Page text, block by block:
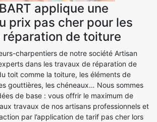
applique une
prix pas cher pour les
de toiture
charpentiers de notre société Artisan
dans les travaux de réparation de
toit comme la toiture, les éléments de
gouttières, les chéneaux… Nous sommes
de base : vous offrir le maximum de
travaux de nos artisans professionnels et
par l’application de tarif pas cher lors